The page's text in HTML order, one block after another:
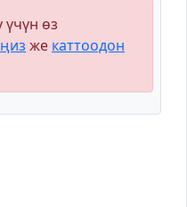
өз
же каттоодон